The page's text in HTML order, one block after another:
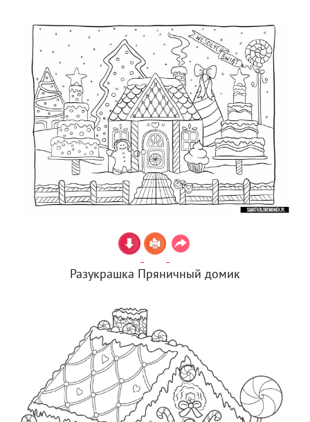
Разукрашка Пряничный домик